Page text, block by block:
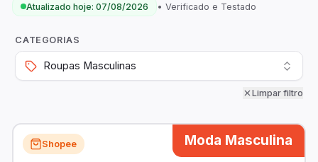
Atualizado hoje:07/08/2026 • Verificado e Testado
CATEGORIAS
Roupas Masculinas
Limpar filtro
Moda Masculina
Shopee